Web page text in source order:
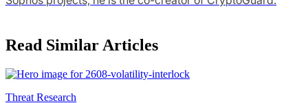
Read Similar Articles
Threat Research